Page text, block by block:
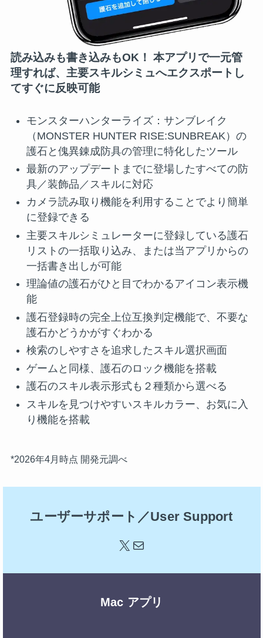
読み込みも書き込みもOK！ 本アプリで一元管
理すれば、主要スキルシミュへエクスポートし
てすぐに反映可能
モンスターハンターライズ：サンブレイク
（MONSTER HUNTER RISE:SUNBREAK）の
護石と傀異錬成防具の管理に特化したツール
最新のアップデートまでに登場したすべての防
具／装飾品／スキルに対応
カメラ読み取り機能を利用することでより簡単
に登録できる
主要スキルシミュレーターに登録している護石
リストの一括取り込み、または当アプリからの
一括書き出しが可能
理論値の護石がひと目でわかるアイコン表示機
能
護石登録時の完全上位互換判定機能で、不要な
護石かどうかがすぐわかる
検索のしやすさを追求したスキル選択画面
ゲームと同様、護石のロック機能を搭載
護石のスキル表示形式も２種類から選べる
スキルを見つけやすいスキルカラー、お気に入
り機能を搭載
*2026年4月時点 開発元調べ
ユーザーサポート／User Support
X メール
Mac アプリ